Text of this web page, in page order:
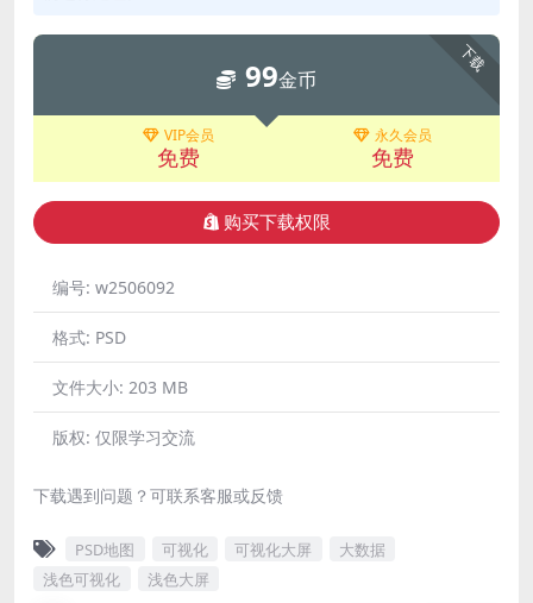
下载
99金币
VIP会员
免费
永久会员
免费
购买下载权限
编号: w2506092
格式: PSD
文件大小: 203 MB
版权: 仅限学习交流
下载遇到问题？可联系客服或反馈
PSD地图 可视化 可视化大屏
大数据
浅色可视化
浅色大屏